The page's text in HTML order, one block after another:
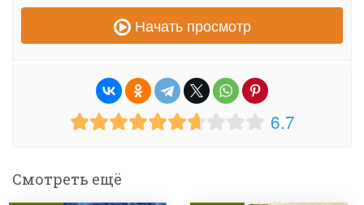
Начать просмотр
6.7
Смотреть ещё